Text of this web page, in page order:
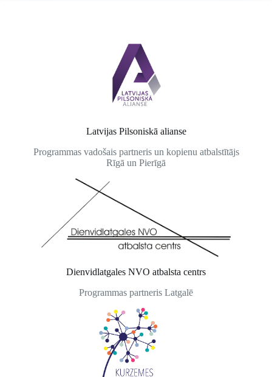
Latvijas Pilsoniskā alianse
Programmas vadošais partneris un kopienu atbalstītājs
Rīgā un Pierīgā
Dienvidlatgales NVO atbalsta centrs
Programmas partneris Latgalē